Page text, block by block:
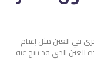
في العين مثل إعتام
الذي قد ينتج عنه